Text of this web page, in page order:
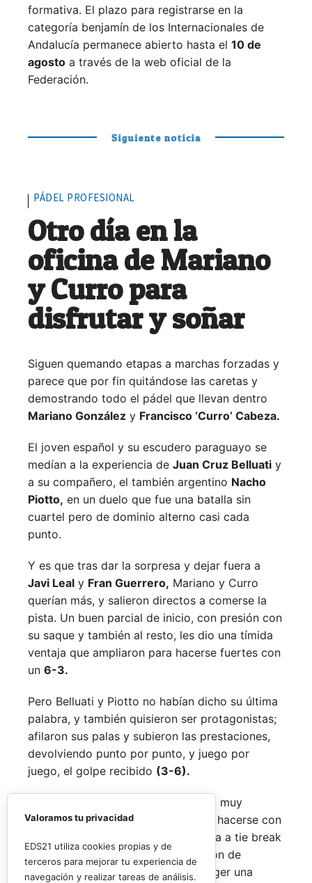
formativa. El plazo para registrarse en la
categoría benjamín de los Internacionales de
Andalucía permanece abierto hasta el 10 de
agosto a través de la web oficial de la
Federación.
Siguiente noticia
PÁDEL PROFESIONAL
Otro día en la
oficina de Mariano
y Curro para
disfrutar y soñar
Siguen quemando etapas a marchas forzadas y
parece que por fin quitándose las caretas y
demostrando todo el pádel que llevan dentro
Mariano González y Francisco ‘Curro’ Cabeza.
El joven español y su escudero paraguayo se
medían a la experiencia de Juan Cruz Belluati y
a su compañero, el también argentino Nacho
Piotto, en un duelo que fue una batalla sin
cuartel pero de dominio alterno casi cada
punto.
Y es que tras dar la sorpresa y dejar fuera a
Javi Leal y Fran Guerrero, Mariano y Curro
querían más, y salieron directos a comerse la
pista. Un buen parcial de inicio, con presión con
su saque y también al resto, les dio una tímida
ventaja que ampliaron para hacerse fuertes con
un 6-3.
Pero Belluati y Piotto no habían dicho su última
palabra, y también quisieron ser protagonistas;
afilaron sus palas y subieron las prestaciones,
devolviendo punto por punto, y juego por
juego, el golpe recibido (3-6).
Todo estaba por decidir y la batalla muy
abierta, porque nadie era capaz de hacerse con
el mando del partido, por lo que olía a tie break
final; sin embargo, un golpe de timón de
González y Cabeza les permitió coger una
Valoramos tu privacidad
EDS21 utiliza cookies propias y de
terceros para mejorar tu experiencia de
navegación y realizar tareas de análisis.